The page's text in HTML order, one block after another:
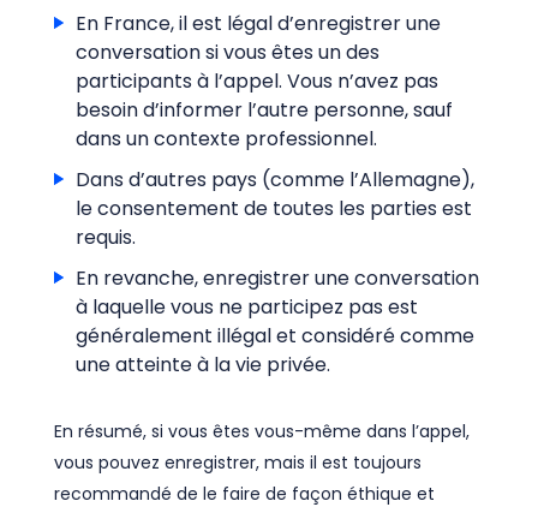
En France, il est légal d’enregistrer une
conversation si vous êtes un des
participants à l’appel. Vous n’avez pas
besoin d’informer l’autre personne, sauf
dans un contexte professionnel.
Dans d’autres pays (comme l’Allemagne),
le consentement de toutes les parties est
requis.
En revanche, enregistrer une conversation
à laquelle vous ne participez pas est
généralement illégal et considéré comme
une atteinte à la vie privée.
En résumé, si vous êtes vous-même dans l’appel,
vous pouvez enregistrer, mais il est toujours
recommandé de le faire de façon éthique et